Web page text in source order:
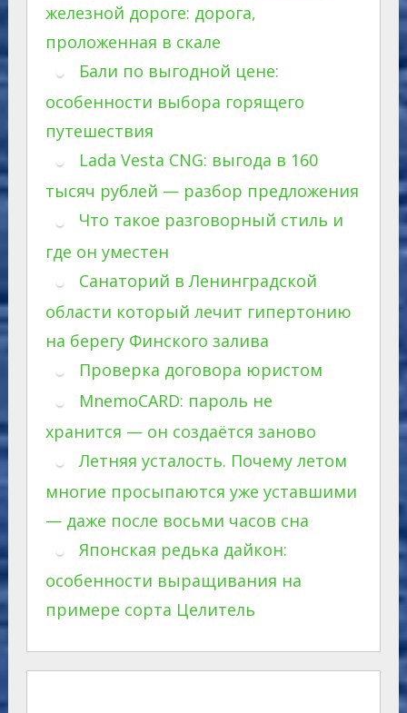
железной дороге: дорога,
проложенная в скале
Бали по выгодной цене:
особенности выбора горящего
путешествия
Lada Vesta CNG: выгода в 160
тысяч рублей — разбор предложения
Что такое разговорный стиль и
где он уместен
Санаторий в Ленинградской
области который лечит гипертонию
на берегу Финского залива
Проверка договора юристом
MnemoCARD: пароль не
хранится — он создаётся заново
Летняя усталость. Почему летом
многие просыпаются уже уставшими
— даже после восьми часов сна
Японская редька дайкон:
особенности выращивания на
примере сорта Целитель